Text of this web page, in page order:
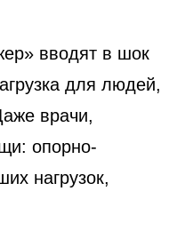
вводят в шок
для людей,
врачи,
опорно-
нагрузок,